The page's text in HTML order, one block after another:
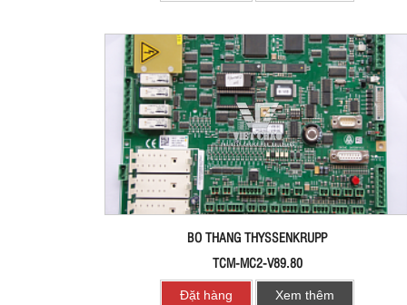
BO THANG THYSSENKRUPP
TCM-MC2-V89.80
Đặt hàng Xem thêm